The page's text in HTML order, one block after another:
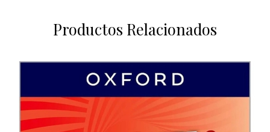
Productos Relacionados